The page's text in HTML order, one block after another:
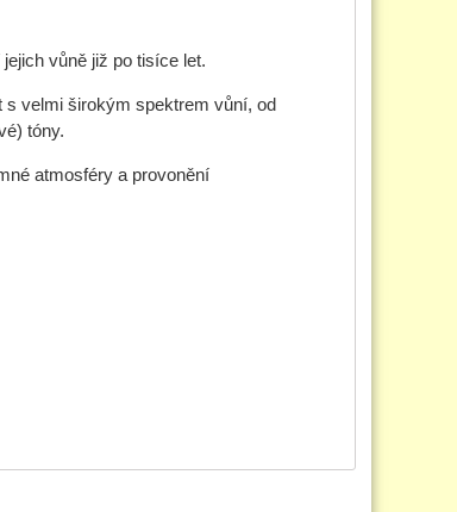
vůně již po tisíce let.
velmi širokým spektrem vůní, od
tóny.
atmosféry a provonění